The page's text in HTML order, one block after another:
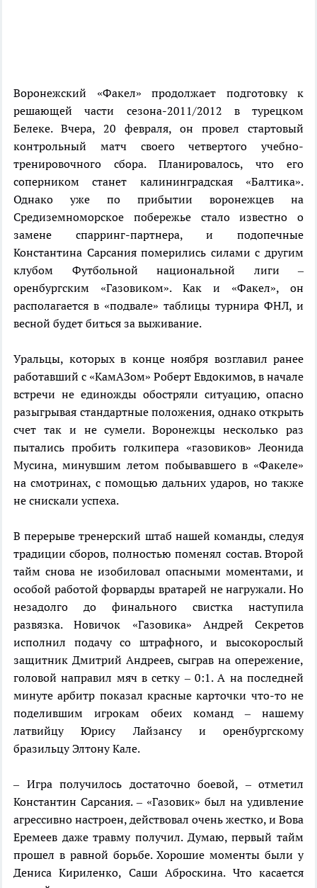
Воронежский «Факел» продолжает подготовку к
решающей части сезона-2011/2012 в турецком
Белеке. Вчера, 20 февраля, он провел стартовый
контрольный матч своего четвертого учебно-
тренировочного сбора. Планировалось, что его
соперником станет калининградская «Балтика».
Однако уже по прибытии воронежцев на
Средиземноморское побережье стало известно о
замене спарринг-партнера, и подопечные
Константина Сарсания померились силами с другим
клубом Футбольной национальной лиги –
оренбургским «Газовиком». Как и «Факел», он
располагается в «подвале» таблицы турнира ФНЛ, и
весной будет биться за выживание.
Уральцы, которых в конце ноября возглавил ранее
работавший с «КамАЗом» Роберт Евдокимов, в начале
встречи не единожды обостряли ситуацию, опасно
разыгрывая стандартные положения, однако открыть
счет так и не сумели. Воронежцы несколько раз
пытались пробить голкипера «газовиков» Леонида
Мусина, минувшим летом побывавшего в «Факеле»
на смотринах, с помощью дальних ударов, но также
не снискали успеха.
В перерыве тренерский штаб нашей команды, следуя
традиции сборов, полностью поменял состав. Второй
тайм снова не изобиловал опасными моментами, и
особой работой форварды вратарей не нагружали. Но
незадолго до финального свистка наступила
развязка. Новичок «Газовика» Андрей Секретов
исполнил подачу со штрафного, и высокорослый
защитник Дмитрий Андреев, сыграв на опережение,
головой направил мяч в сетку – 0:1. А на последней
минуте арбитр показал красные карточки что-то не
поделившим игрокам обеих команд – нашему
латвийцу Юрису Лайзансу и оренбургскому
бразильцу Элтону Кале.
– Игра получилось достаточно боевой, – отметил
Константин Сарсания. – «Газовик» был на удивление
агрессивно настроен, действовал очень жестко, и Вова
Еремеев даже травму получил. Думаю, первый тайм
прошел в равной борьбе. Хорошие моменты были у
Дениса Кириленко, Саши Аброскина. Что касается